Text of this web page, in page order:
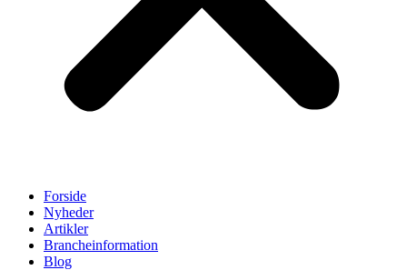
Forside
Nyheder
Artikler
Brancheinformation
Blog